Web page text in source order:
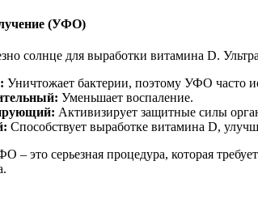
(УФО)
солнце для выработки витамина D.
Уничтожает бактерии, поэтому УФО часто
Уменьшает воспаление.
Активизирует защитные силы
Способствует выработке витамина D,
– это серьезная процедура, которая